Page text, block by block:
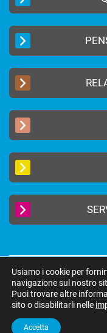
2019 © FEDERAZIONE
Cookie Policy
federazione@fabi.it
| Via
Usiamo i cookie per
navigazione sul nostro
Puoi trovare altre
sito o disabilitarli nelle
Accetta